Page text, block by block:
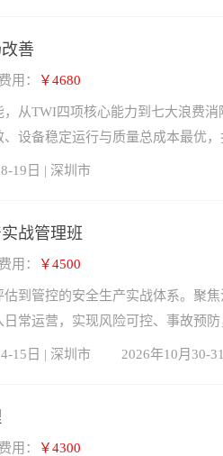
善
用： ￥4680
从TWI四项核心能力到七大浪费
、设备稳定运行与质量总成本最优
19日 | 深圳市
战管理班
用： ￥4500
到管控的安全生产实战体系。聚
常运营，实现风险可控、事故预
15日 | 深圳市 2026年10月30-
用： ￥4300